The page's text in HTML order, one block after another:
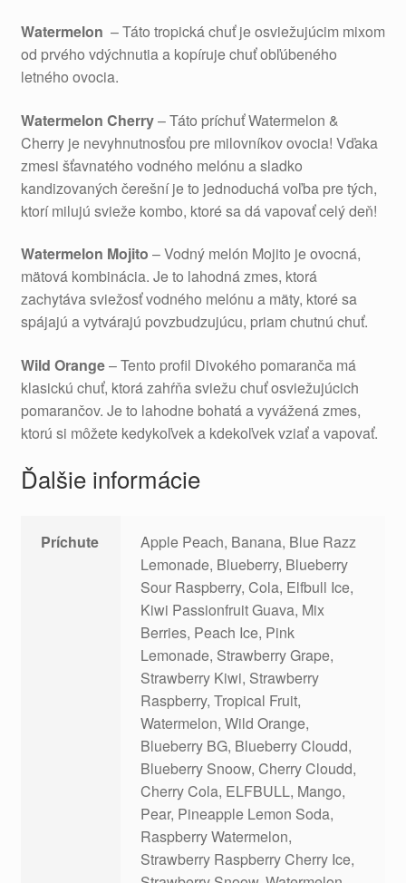
Watermelon – Táto tropická chuť je osviežujúcim mixom
od prvého vdýchnutia a kopíruje chuť obľúbeného
letného ovocia.
Watermelon Cherry– Táto príchuť Watermelon &
Cherry je nevyhnutnosťou pre milovníkov ovocia! Vďaka
zmesi šťavnatého vodného melónu a sladko
kandizovaných čerešní je to jednoduchá voľba pre tých,
ktorí milujú svieže kombo, ktoré sa dá vapovať celý deň!
Watermelon Mojito – Vodný melón Mojito je ovocná,
mätová kombinácia. Je to lahodná zmes, ktorá
zachytáva sviežosť vodného melónu a mäty, ktoré sa
spájajú a vytvárajú povzbudzujúcu, priam chutnú chuť.
Wild Orange– Tento profil Divokého pomaranča má
klasickú chuť, ktorá zahŕňa sviežu chuť osviežujúcich
pomarančov. Je to lahodne bohatá a vyvážená zmes,
ktorú si môžete kedykoľvek a kdekoľvek vziať a vapovať.
Ďalšie informácie
Príchute
Apple Peach, Banana, Blue Razz
Lemonade, Blueberry, Blueberry
Sour Raspberry, Cola, Elfbull Ice,
Kiwi Passionfruit Guava, Mix
Berries, Peach Ice, Pink
Lemonade, Strawberry Grape,
Strawberry Kiwi, Strawberry
Raspberry, Tropical Fruit,
Watermelon, Wild Orange,
Blueberry BG, Blueberry Cloudd,
Blueberry Snoow, Cherry Cloudd,
Cherry Cola, ELFBULL, Mango,
Pear, Pineapple Lemon Soda,
Raspberry Watermelon,
Strawberry Raspberry Cherry Ice,